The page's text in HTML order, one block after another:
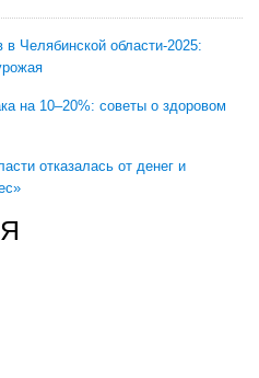
в Челябинской области-2025:
на 10–20%: советы о здоровом
отказалась от денег и